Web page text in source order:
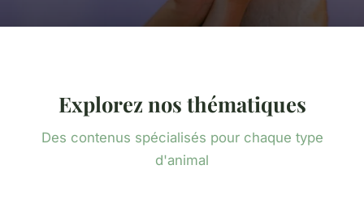
Explorez nos thématiques
Des contenus spécialisés pour chaque type
d'animal